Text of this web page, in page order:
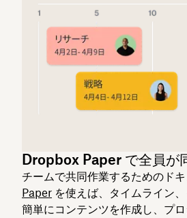
Dropbox Paper で全員が
チームで共同作業するためのドキ
Paper を使えば、タイムライン
簡単にコンテンツを作成し、プ